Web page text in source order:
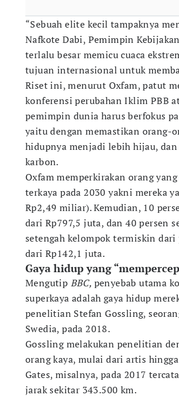
“Sebuah elite kecil tampaknya
Nafkote Dabi, Pemimpin
terlalu besar memicu cuaca
tujuan internasional untuk
Riset ini, menurut Oxfam, patut
konferensi perubahan Iklim PBB
pemimpin dunia harus berfokus
yaitu dengan memastikan orang-
hidupnya menjadi lebih hijau,
karbon.
Oxfam memperkirakan orang
terkaya pada 2030 yakni mereka
Rp2,49 miliar). Kemudian, 10
dari Rp797,5 juta, dan 40 persen
setengah kelompok termiskin
dari Rp142,1 juta.
Gaya hidup yang
Mengutip BBC, penyebab utama
superkaya adalah gaya hidup
penelitian Stefan Gossling,
Swedia, pada 2018.
Gossling melakukan penelitian
orang kaya, mulai dari artis
Gates, misalnya, pada 2017
jarak sekitar 343.500 km.